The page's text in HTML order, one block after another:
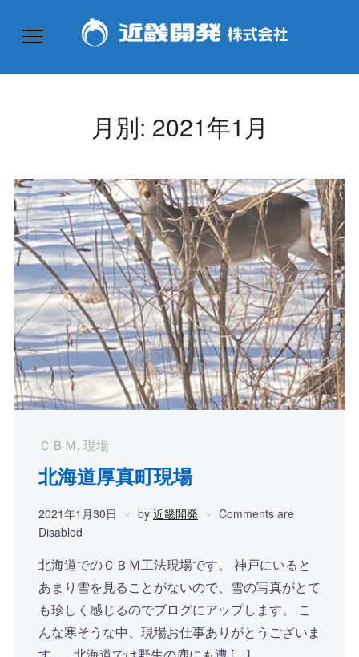
月別: 2021年1月
ＣＢＭ, 現場
北海道厚真町現場
2021年1月30日 by 近畿開発
Comments are
Disabled
北海道でのＣＢＭ工法現場です。 神戸にいると
あまり雪を見ることがないので、雪の写真がとて
も珍しく感じるのでブログにアップします。 こ
んな寒そうな中、現場お仕事ありがとうございま